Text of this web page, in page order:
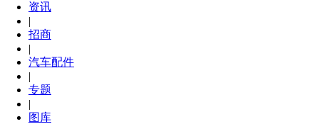
资讯
|
招商
|
汽车配件
|
专题
|
图库